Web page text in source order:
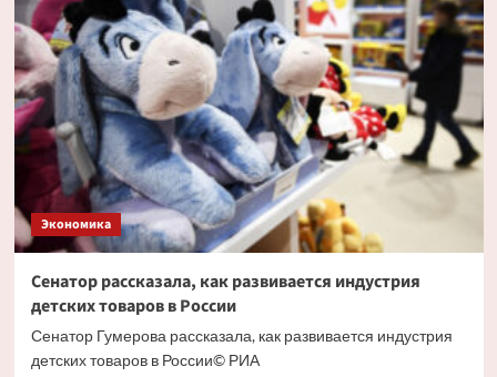
рейтинги
ключевых
компаний
Freedom
Holding
Corp
Экономика
Сенатор рассказала, как развивается индустрия
детских товаров в России
Сенатор Гумерова рассказала, как развивается индустрия
детских товаров в России© РИА